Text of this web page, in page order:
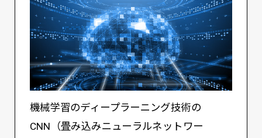
機械学習のディープラーニング技術の
CNN（畳み込みニューラルネットワー